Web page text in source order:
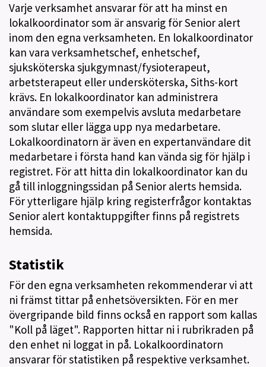
Varje verksamhet ansvarar för att ha minst en
lokalkoordinator som är ansvarig för Senior alert
inom den egna verksamheten. En lokalkoordinator
kan vara verksamhetschef, enhetschef,
sjuksköterska sjukgymnast/fysioterapeut,
arbetsterapeut eller undersköterska, Siths-kort
krävs. En lokalkoordinator kan administrera
användare som exempelvis avsluta medarbetare
som slutar eller lägga upp nya medarbetare.
Lokalkoordinatorn är även en expertanvändare dit
medarbetare i första hand kan vända sig för hjälp i
registret. För att hitta din lokalkoordinator kan du
gå till inloggningssidan på Senior alerts hemsida.
För ytterligare hjälp kring registerfrågor kontaktas
Senior alert kontaktuppgifter finns på registrets
hemsida.
Statistik
För den egna verksamheten rekommenderar vi att
ni främst tittar på enhetsöversikten. För en mer
övergripande bild finns också en rapport som kallas
"Koll på läget". Rapporten hittar ni i rubrikraden på
den enhet ni loggat in på. Lokalkoordinatorn
ansvarar för statistiken på respektive verksamhet.